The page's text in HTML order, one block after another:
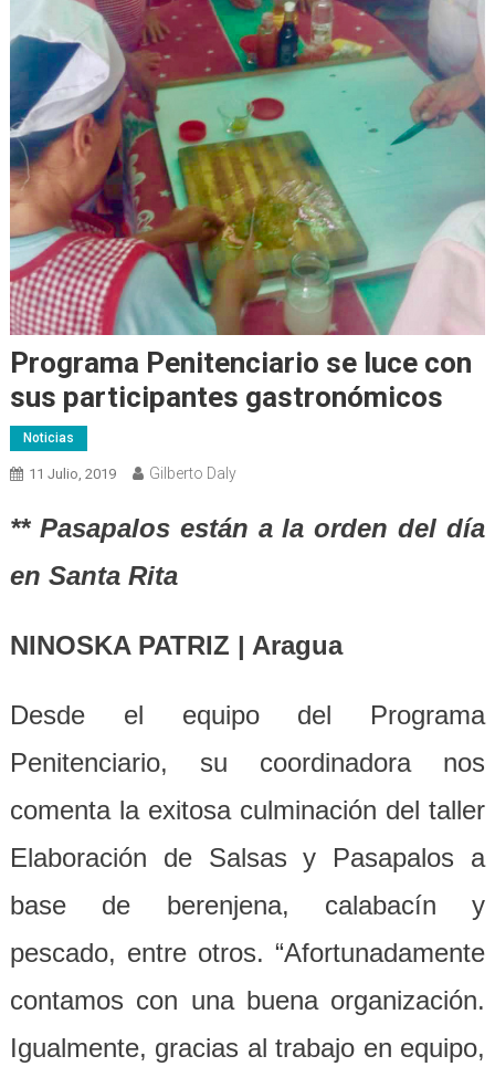
Programa Penitenciario se luce con
sus participantes gastronómicos
Noticias
11 Julio, 2019 Gilberto Daly
** Pasapalos están a la orden del día
en Santa Rita
NINOSKA PATRIZ | Aragua
Desde el equipo del Programa
Penitenciario, su coordinadora nos
comenta la exitosa culminación del taller
Elaboración de Salsas y Pasapalos a
base de berenjena, calabacín y
pescado, entre otros. “Afortunadamente
contamos con una buena organización.
Igualmente, gracias al trabajo en equipo,